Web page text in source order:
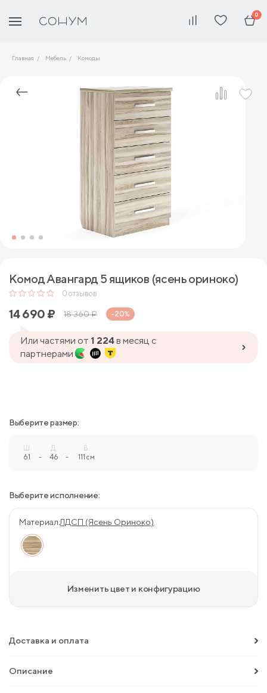
0
Главная Мебель Комоды
Комод Авангард 5 ящиков (ясень ориноко)
0 отзывов
14 690 ₽ 18 360₽ -20%
Или частями от 1 224в месяц с
партнерами
Выберите размер:
Ш.
61 -
Д.
46 -
В.
111 см
Выберите исполнение:
Материал:ЛДСП (Ясень Ориноко)
Изменить цвет и конфигурацию
Доставка и оплата
Описание